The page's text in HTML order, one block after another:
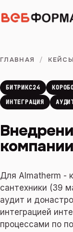
ГЛАВНАЯ / КЕЙСЫ
БИТРИКС24
ИНТЕГРАЦИЯ
Для Almatherm -
сантехники (39
аудит и
интеграцией
процессами по